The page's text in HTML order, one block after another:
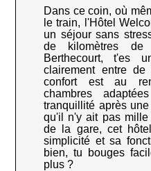
Dans ce coin, où
le train, l'Hôtel
un séjour sans
de kilomètres
Berthecourt, t'es
clairement entre
confort est au
chambres
tranquillité après
qu'il n'y ait pas mille
de la gare, cet
simplicité et sa
bien, tu bouges
plus ?